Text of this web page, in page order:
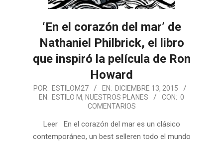
‘En el corazón del mar’ de
Nathaniel Philbrick, el libro
que inspiró la película de Ron
Howard
2015-
12-
POR: ESTILOM27 EN: DICIEMBRE 13, 2015
EN: ESTILO M, NUESTROS PLANES CON: 0
COMENTARIOS
Leer En el corazón del mar es un clásico
contemporáneo, un best selleren todo el mundo